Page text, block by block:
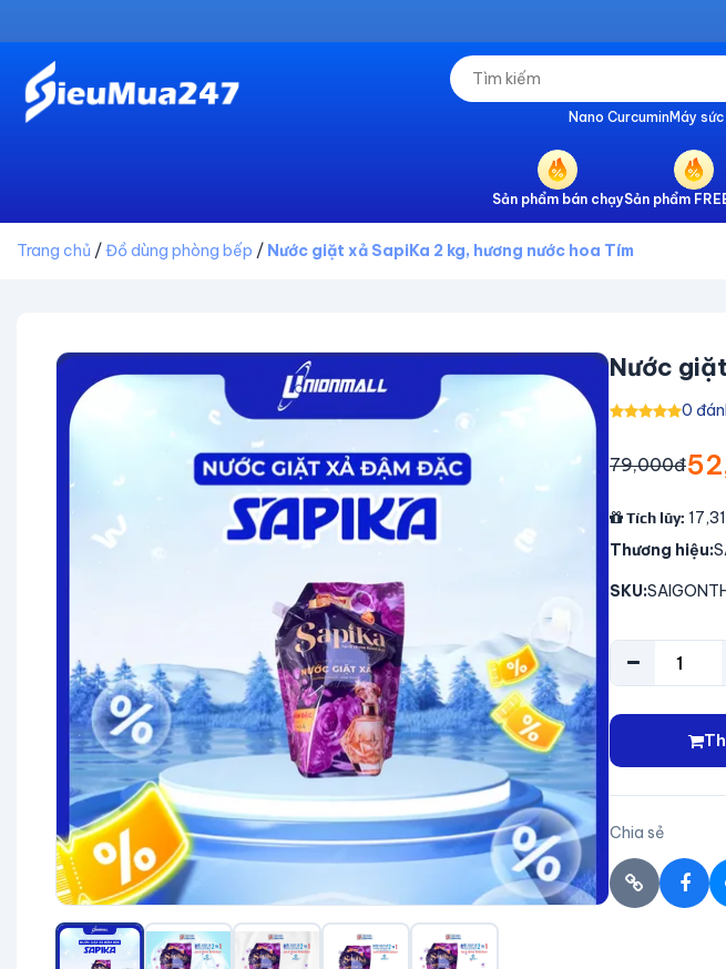
Nano Curcumin Máy
Sản phẩm bán chạySản phẩm
Trang chủ /Đồ dùng phòng bếp / Nước giặt xả SapiKa 2 kg, hương nước hoa Tím
Nước
0
79,000đ
Tích lũy:
Thương hiệu:
SKU:
Chia sẻ